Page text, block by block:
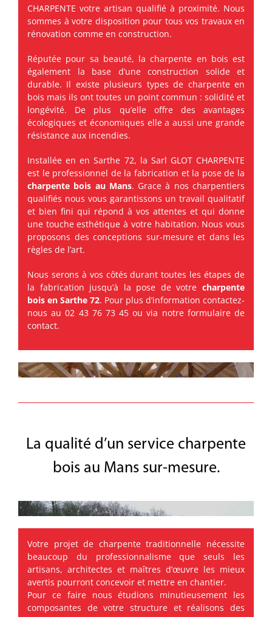
CHARPENTE votre artisan qualifié à proximité. Nous
sommes à votre disposition pour tous vos travaux en
rénovation comme en construction.
Réputée pour sa beauté, la charpente en bois est
également la base d’une construction solide et
durable. Il existe plusieurs types de charpente en
bois mais ils ont toutes un point commun : solidité et
longévité. De plus qu’elle offre des avantages
écologiques et économiques elle a aussi une grande
résistance aux incendies.
Installée en en Sarthe 72, la Sarl GLOT CHARPENTE
est le professionnel de la fabrication et la pose de la
charpente bois au Mans. Grace à nos charpentiers
qualifiés nous vous garantissons un travail qualitatif
et bien fini qui répond à vos attentes et qui donne
une touche esthétique à votre habitation. Nous vous
proposons des conceptions sur-mesure et dans les
règles de l’art.
Nous serons à vos côtés durant toutes les étapes de
la fabrication jusqu’à la pose de votre charpente
bois en Sarthe 72. Pour plus d’information contactez-
nous au 02 43 76 73 45 ou via notre formulaire de
contact.
La qualité d’un service charpente
bois au Mans sur-mesure.
Votre projet de charpente traditionnelle nécessite
beaucoup du professionnalisme que seuls les
artisans, architectes et maîtres d’œuvre les mieux
avertis pourront concevoir et mettre en chantier.
Pour ce faire nous étudions minutieusement les
composantes de votre structure et réalisons des